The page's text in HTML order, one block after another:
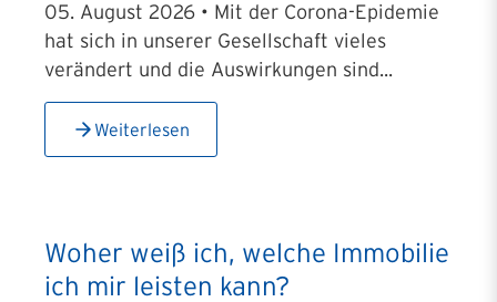
05. August 2026 • Mit der Corona-Epidemie
hat sich in unserer Gesellschaft vieles
verändert und die Auswirkungen sind...
Weiterlesen
Woher weiß ich, welche Immobilie
ich mir leisten kann?